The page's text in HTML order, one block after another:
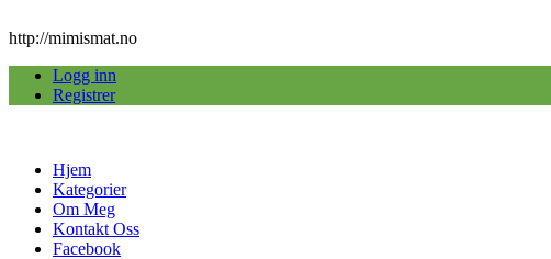
http://mimismat.no
Logg inn
Registrer
Hjem
Kategorier
Om Meg
Kontakt Oss
Facebook